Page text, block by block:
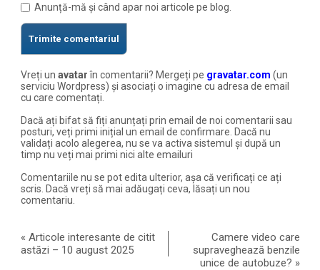
Anunță-mă și când apar noi articole pe blog.
Vreți unavatarîn comentarii? Mergeți pe gravatar.com (un
serviciu Wordpress) și asociați o imagine cu adresa de email
cu care comentați.
Dacă ați bifat să fiți anunțați prin email de noi comentarii sau
posturi, veți primi inițial un email de confirmare. Dacă nu
validați acolo alegerea, nu se va activa sistemul și după un
timp nu veți mai primi nici alte emailuri
Comentariile nu se pot edita ulterior, așa că verificați ce ați
scris. Dacă vreți să mai adăugați ceva, lăsați un nou
comentariu.
«Articole interesante de citit
astăzi – 10 august 2025
Camere video care
supraveghează benzile
unice de autobuze? »